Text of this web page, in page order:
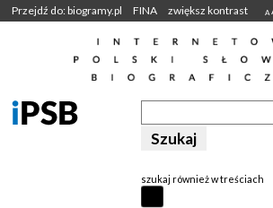
Przejdź do: biogramy.pl FINA zwiększ kontrast A
szukaj również w treściach